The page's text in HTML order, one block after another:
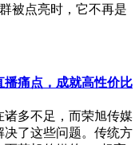
被点亮时，它不再是
痛点，成就高性价比
多不足，而荣旭传媒
了这些问题。传统方